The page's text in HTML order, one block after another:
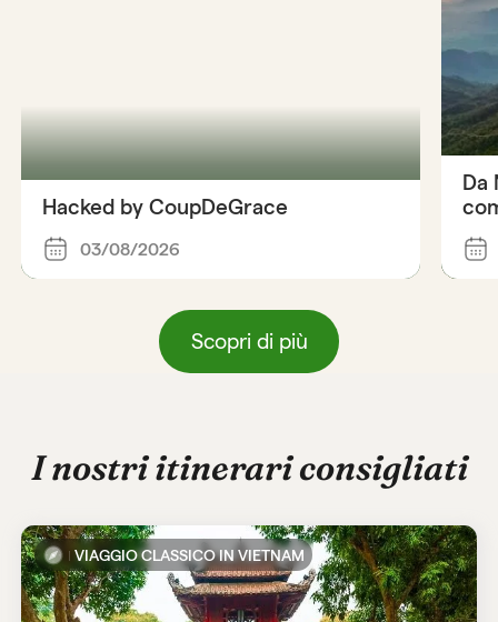
Hacked by CoupDeGrace
03/08/2026
Da
Scopri di più
I nostri itinerari consigliati
VIAGGIO CLASSICO IN VIETNAM